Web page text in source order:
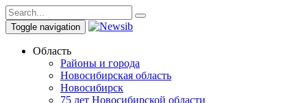
Toggle navigation
Область
Районы и города
Новосибирская область
Новосибирск
75 лет Новосибирской области